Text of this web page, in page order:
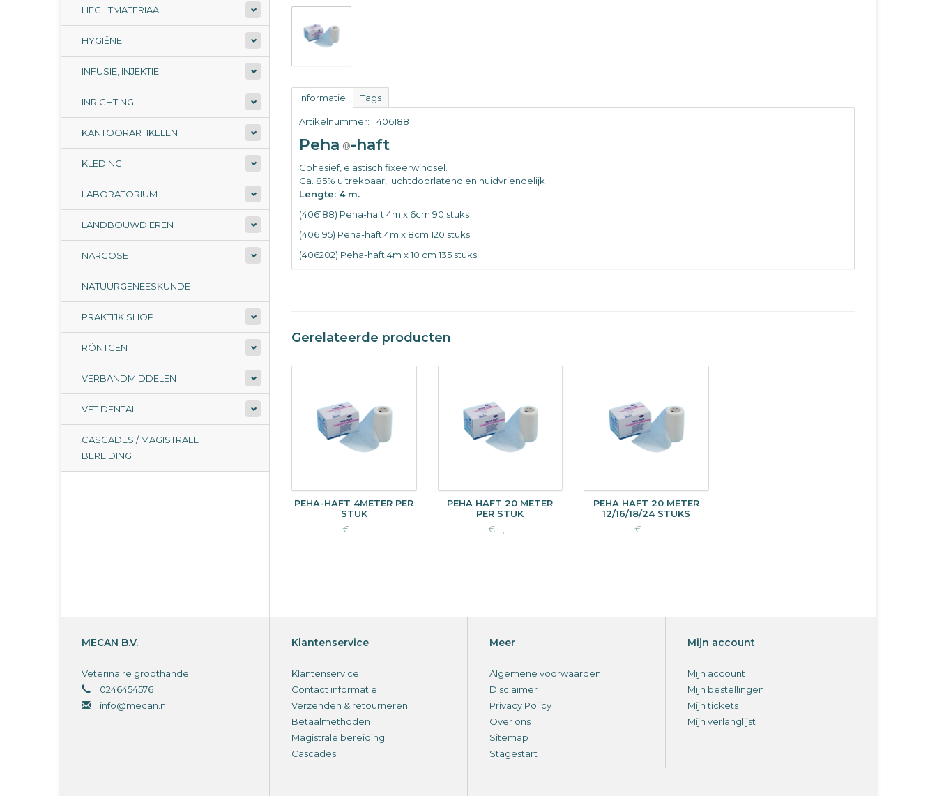
HECHTMATERIAAL
HYGIËNE
INFUSIE, INJEKTIE
INRICHTING
KANTOORARTIKELEN
KLEDING
LABORATORIUM
LANDBOUWDIEREN
NARCOSE
NATUURGENEESKUNDE
PRAKTIJK SHOP
RÖNTGEN
VERBANDMIDDELEN
VET DENTAL
CASCADES / MAGISTRALE
BEREIDING
Informatie Tags
Artikelnummer: 406188
Peha ®-haft
Cohesief, elastisch fixeerwindsel.
Ca. 85% uitrekbaar, luchtdoorlatend en huidvriendelijk
Lengte: 4 m.
(406188) Peha-haft 4m x 6cm 90 stuks
(406195) Peha-haft 4m x 8cm 120 stuks
(406202) Peha-haft 4m x 10 cm 135 stuks
Gerelateerde producten
PEHA-HAFT 4METER PER
STUK
€--,--
PEHA HAFT 20 METER
PER STUK
€--,--
PEHA HAFT 20 METER
12/16/18/24 STUKS
€--,--
MECAN B.V.
Veterinaire groothandel
0246454576
info@mecan.nl
Klantenservice
Klantenservice
Contact informatie
Verzenden & retourneren
Betaalmethoden
Magistrale bereiding
Cascades
Meer
Algemene voorwaarden
Disclaimer
Privacy Policy
Over ons
Sitemap
Stagestart
Mijn account
Mijn account
Mijn bestellingen
Mijn tickets
Mijn verlanglijst